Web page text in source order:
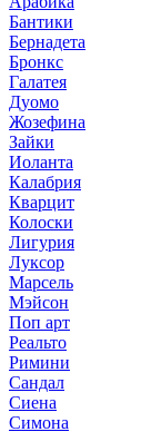
Бантики
Бернадета
Бронкс
Галатея
Дуомо
Жозефина
Зайки
Иоланта
Калабрия
Кварцит
Колоски
Лигурия
Луксор
Марсель
Мэйсон
Поп арт
Реальто
Римини
Сандал
Сиена
Симона